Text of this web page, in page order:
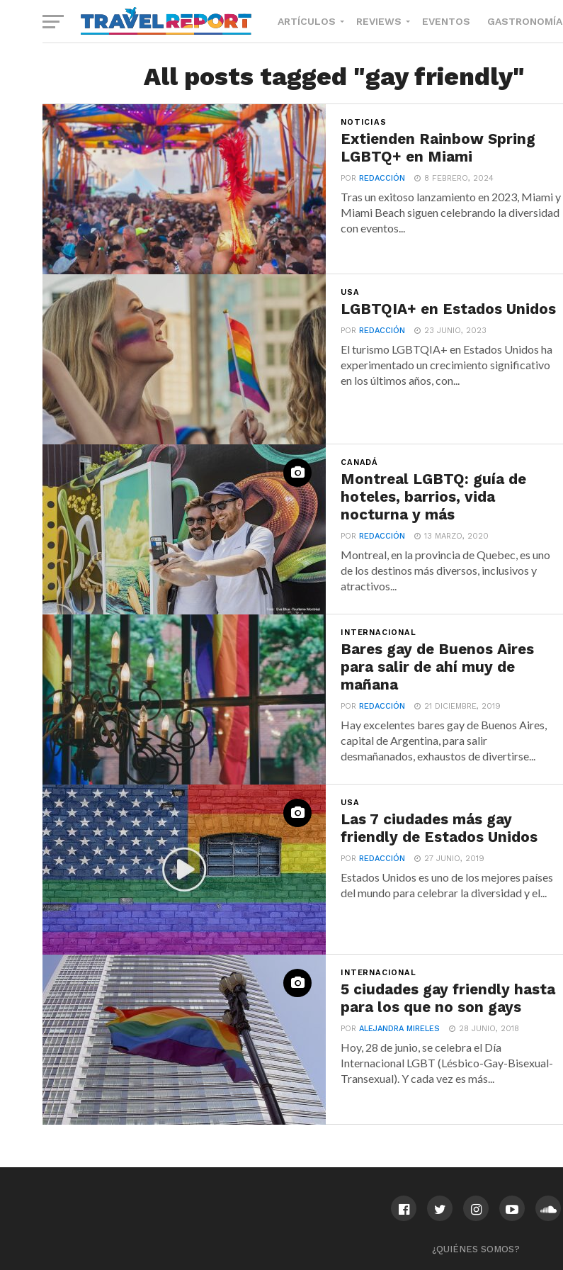
ARTÍCULOS REVIEWS EVENTOS GASTRONOMÍA
All posts tagged "gay friendly"
NOTICIAS
Extienden Rainbow Spring
LGBTQ+ en Miami
PORREDACCIÓN 8 FEBRERO, 2024
Tras un exitoso lanzamiento en 2023, Miami y
Miami Beach siguen celebrando la diversidad
con eventos...
USA
LGBTQIA+ en Estados Unidos
PORREDACCIÓN 23 JUNIO, 2023
El turismo LGBTQIA+ en Estados Unidos ha
experimentado un crecimiento significativo
en los últimos años, con...
CANADÁ
Montreal LGBTQ: guía de
hoteles, barrios, vida
nocturna y más
PORREDACCIÓN 13 MARZO, 2020
Montreal, en la provincia de Quebec, es uno
de los destinos más diversos, inclusivos y
atractivos...
INTERNACIONAL
Bares gay de Buenos Aires
para salir de ahí muy de
mañana
PORREDACCIÓN 21 DICIEMBRE, 2019
Hay excelentes bares gay de Buenos Aires,
capital de Argentina, para salir
desmañanados, exhaustos de divertirse...
USA
Las 7 ciudades más gay
friendly de Estados Unidos
PORREDACCIÓN 27 JUNIO, 2019
Estados Unidos es uno de los mejores países
del mundo para celebrar la diversidad y el...
INTERNACIONAL
5 ciudades gay friendly hasta
para los que no son gays
PORALEJANDRA MIRELES 28 JUNIO, 2018
Hoy, 28 de junio, se celebra el Día
Internacional LGBT (Lésbico-Gay-Bisexual-
Transexual). Y cada vez es más...
¿QUIÉNES SOMOS?